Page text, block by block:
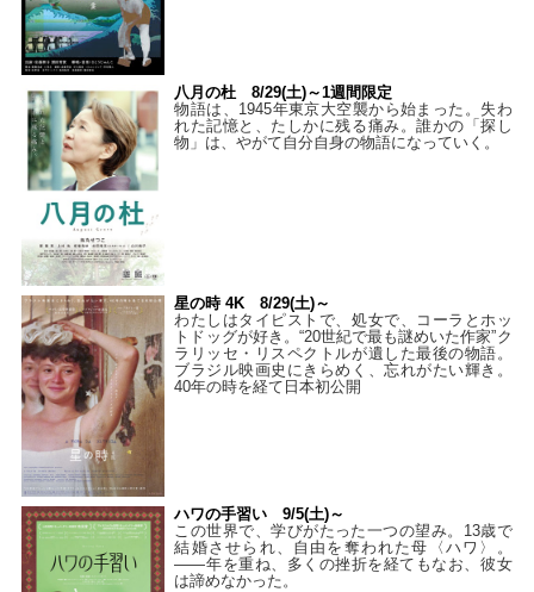
八月の杜 8/29(土)～1週間限定
物語は、1945年東京大空襲から始まった。失わ
れた記憶と、たしかに残る痛み。誰かの「探し
物」は、やがて自分自身の物語になっていく。
星の時 4K 8/29(土)～
わたしはタイピストで、処⼥で、コーラとホッ
トドッグが好き。“20世紀で最も謎めいた作家”ク
ラリッセ・リスペクトルが遺した最後の物語。
ブラジル映画史にきらめく、忘れがたい輝き。
40年の時を経て⽇本初公開
ハワの手習い 9/5(土)～
この世界で、学びがたった一つの望み。13歳で
結婚させられ、自由を奪われた母〈ハワ〉。
——年を重ね、多くの挫折を経てもなお、彼女
は諦めなかった。